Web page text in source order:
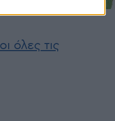
όλες τις